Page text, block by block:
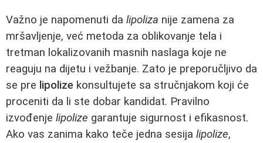
Važno je napomenuti da lipoliza nije zamena za
mršavljenje, već metoda za oblikovanje tela i
tretman lokalizovanih masnih naslaga koje ne
reaguju na dijetu i vežbanje. Zato je preporučljivo da
se pre lipolize konsultujete sa stručnjakom koji će
proceniti da li ste dobar kandidat. Pravilno
izvođenje lipolize garantuje sigurnost i efikasnost.
Ako vas zanima kako teče jedna sesija lipolize,